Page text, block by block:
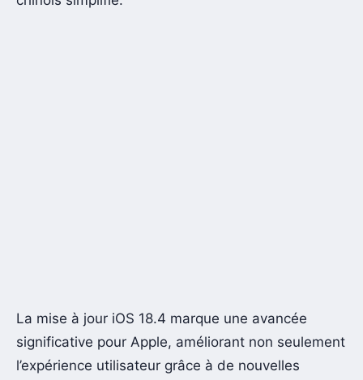
La mise à jour iOS 18.4 marque une avancée
significative pour Apple, améliorant non seulement
l’expérience utilisateur grâce à de nouvelles